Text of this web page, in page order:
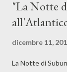
"La Notte
dicembre 11,
La Notte di